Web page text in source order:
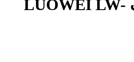
پنس سرصاف LUOWEI LW-